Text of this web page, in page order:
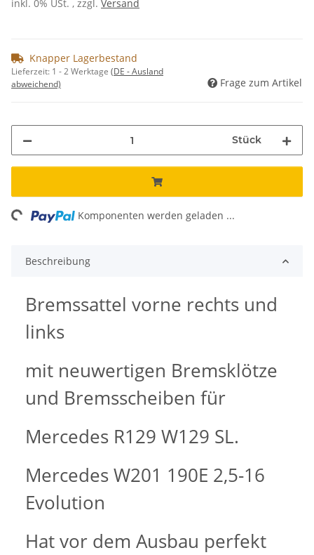
inkl. 0% USt. , zzgl. Versand
Knapper Lagerbestand
Lieferzeit: 1 - 2 Werktage (DE - Ausland
abweichend)
Frage zum Artikel
Stück
Komponenten werden geladen ...
Beschreibung
Bremssattel vorne rechts und
links
mit neuwertigen Bremsklötze
und Bremsscheiben für
Mercedes R129 W129 SL.
Mercedes W201 190E 2,5-16
Evolution
Hat vor dem Ausbau perfekt